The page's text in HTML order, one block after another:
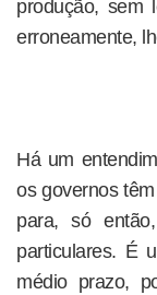
produção, sem
erroneamente,
Há um
os governos
para, só
particulares. É
médio prazo,